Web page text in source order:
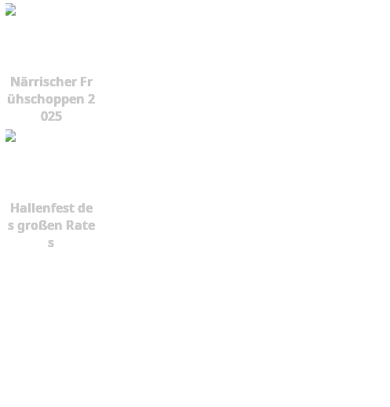
Närrischer Fr
ühschoppen 2
025
Hallenfest de
s großen Rate
s